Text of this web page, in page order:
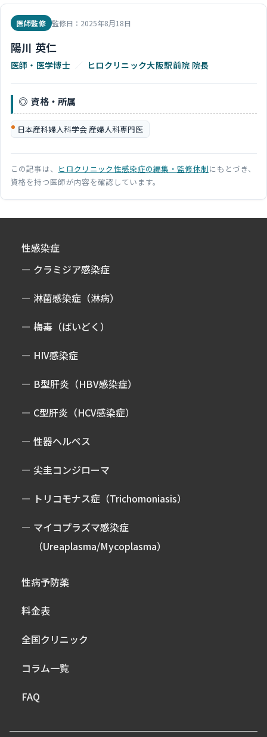
医師監修 監修日：2025年8月18日
陽川 英仁
医師・医学博士 ヒロクリニック大阪駅前院 院長
資格・所属
日本産科婦人科学会 産婦人科専門医
この記事は、 ヒロクリニック性感染症の編集・監修体制にもとづき、
資格を持つ医師が内容を確認しています。
性感染症
クラミジア感染症
淋菌感染症（淋病）
梅毒（ばいどく）
HIV感染症
B型肝炎（HBV感染症）
C型肝炎（HCV感染症）
性器ヘルペス
尖圭コンジローマ
トリコモナス症（Trichomoniasis）
マイコプラズマ感染症
（Ureaplasma/Mycoplasma）
性病予防薬
料金表
全国クリニック
コラム一覧
FAQ